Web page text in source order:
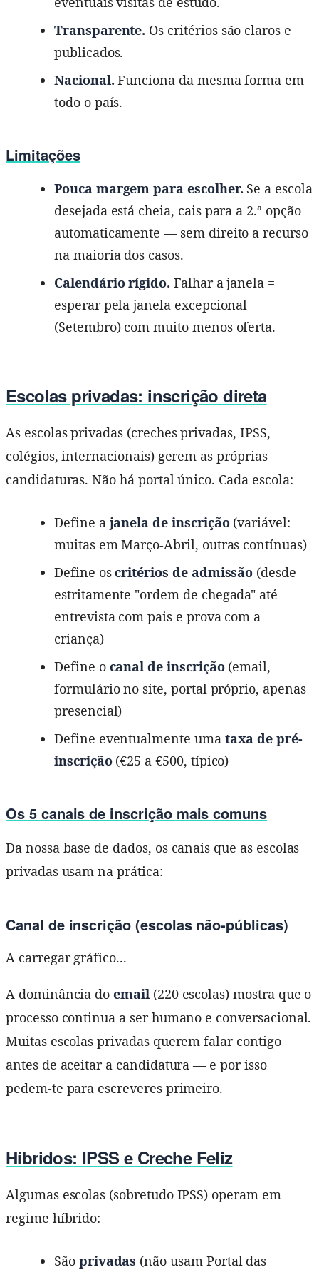
Transparente. Os critérios são claros e
publicados.
Nacional. Funciona da mesma forma em
todo o país.
Limitações
Pouca margem para escolher. Se a escola
desejada está cheia, cais para a 2.ª opção
automaticamente — sem direito a recurso
na maioria dos casos.
Calendário rígido. Falhar a janela =
esperar pela janela excepcional
(Setembro) com muito menos oferta.
Escolas privadas: inscrição direta
As escolas privadas (creches privadas, IPSS,
colégios, internacionais) gerem as próprias
candidaturas. Não há portal único. Cada escola:
Define a janela de inscrição(variável:
muitas em Março-Abril, outras contínuas)
Define oscritérios de admissão (desde
estritamente "ordem de chegada" até
entrevista com pais e prova com a
criança)
Define o canal de inscrição(email,
formulário no site, portal próprio, apenas
presencial)
Define eventualmente uma taxa de pré-
inscrição(€25 a €500, típico)
Os 5 canais de inscrição mais comuns
Da nossa base de dados, os canais que as escolas
privadas usam na prática:
Canal de inscrição (escolas não-públicas)
A carregar gráfico...
A dominância doemail(220 escolas) mostra que o
processo continua a ser humano e conversacional.
Muitas escolas privadas querem falar contigo
antes de aceitar a candidatura — e por isso
pedem-te para escreveres primeiro.
Híbridos: IPSS e Creche Feliz
Algumas escolas (sobretudo IPSS) operam em
regime híbrido:
São privadas (não usam Portal das